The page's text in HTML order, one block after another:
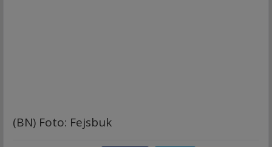
(BN) Foto: Fejsbuk